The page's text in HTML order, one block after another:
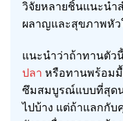
วิจัยหลายชิ้นแนะนำส
ผลาญและสุขภาพหัว
แนะนำว่าถ้าทานตัว
ปลา หรือทานพร้อม
ซึมสมบูรณ์แบบที่สุดน
ไปบ้าง แต่ถ้าแลกกับ